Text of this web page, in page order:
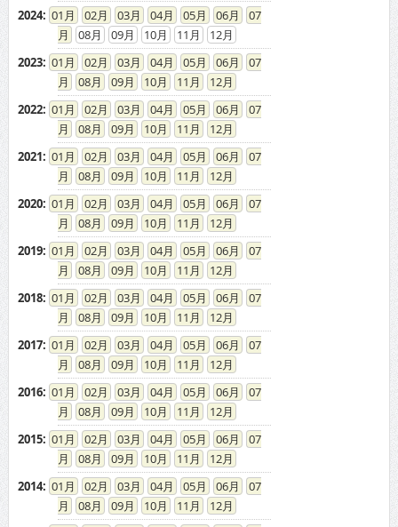
2023: 01 02 03 04 05 06
07
08
09 10 11
12
2022: 01 02 03 04 05 06
07
08
09 10 11
12
2021: 01 02 03 04 05 06
07
08
09 10 11
12
2020: 01 02 03 04 05 06
07
08
09 10 11
12
2019: 01 02 03 04 05 06
07
08
09 10 11
12
2018: 01 02 03 04 05 06
07
08
09 10 11
12
2017: 01 02 03 04 05 06
07
08
09 10 11
12
2016: 01 02 03 04 05 06
07
08
09 10 11
12
2015: 01 02 03 04 05 06
07
08
09 10 11
12
2014: 01 02 03 04 05 06
07
08
09 10 11
12
2013: 01 02 03 04 05 06
07
08
09 10 11
12